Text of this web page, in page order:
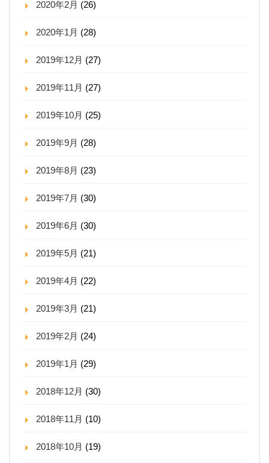
2020年2月 (26)
2020年1月 (28)
2019年12月 (27)
2019年11月 (27)
2019年10月 (25)
2019年9月 (28)
2019年8月 (23)
2019年7月 (30)
2019年6月 (30)
2019年5月 (21)
2019年4月 (22)
2019年3月 (21)
2019年2月 (24)
2019年1月 (29)
2018年12月 (30)
2018年11月 (10)
2018年10月 (19)